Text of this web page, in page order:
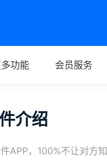
功能 会员服务
介绍
APP，100%不让对方知